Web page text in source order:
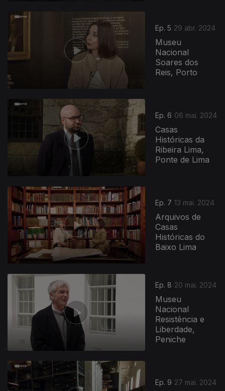
Ep. 5 29 abr. 2024
Museu
Nacional
Soares dos
Reis, Porto
Ep. 6 06 mai. 2024
Casas
Históricas da
Ribeira Lima,
Ponte de Lima
Ep. 7 13 mai. 2024
Arquivos de
Casas
Históricas do
Baixo Lima
Ep. 8 20 mai. 2024
Museu
Nacional
Resistência e
Liberdade,
Peniche
Ep. 9 27 mai. 2024